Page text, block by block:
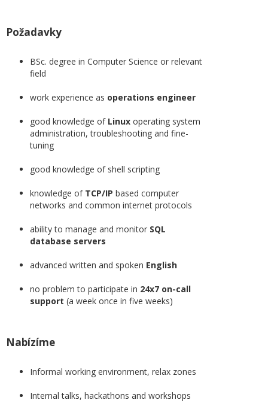
Požadavky
BSc. degree in Computer Science or relevant
field
work experience as operations engineer
good knowledge ofLinux operating system
administration, troubleshooting and fine-
tuning
good knowledge of shell scripting
knowledge of TCP/IP based computer
networks and common internet protocols
ability to manage and monitor SQL
database servers
advanced written and spoken English
no problem to participate in 24x7 on-call
support (a week once in five weeks)
Nabízíme
Informal working environment, relax zones
Internal talks, hackathons and workshops